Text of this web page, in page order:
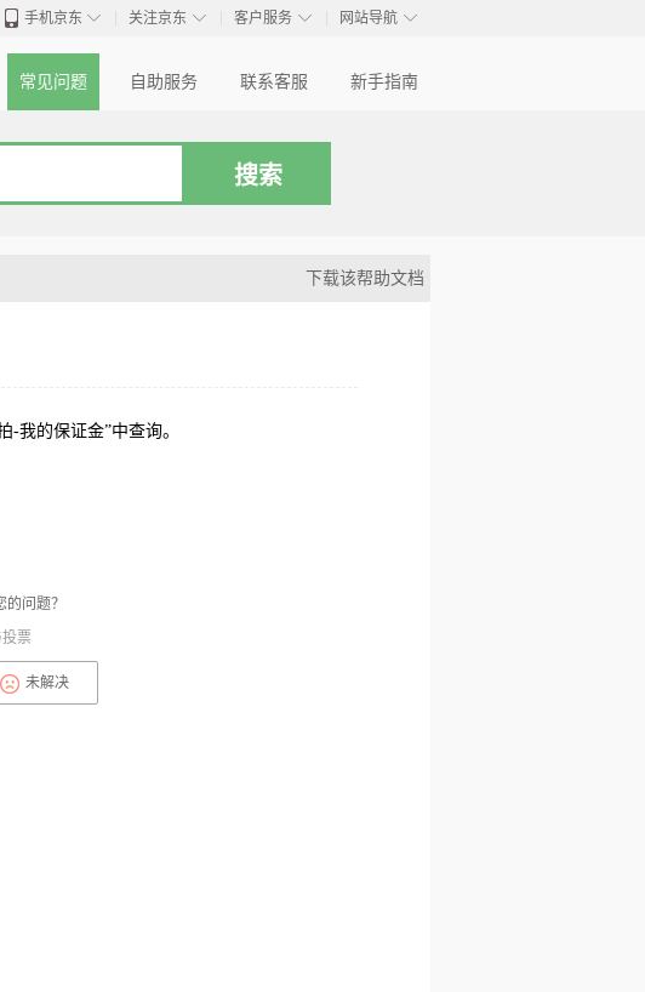
◇
手机京东 ◇
关注京东 ◇
客户服务 ◇
网站导航
常见问题 自助服务 联系客服 新手指南
下载该帮助文档
-我的保证金”中查询。
问题？
票
未解决